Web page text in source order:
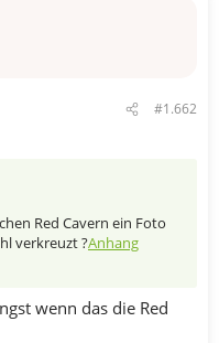
#1.662
Red Cavern ein Foto
verkreuzt ?Anhang
wenn das die Red